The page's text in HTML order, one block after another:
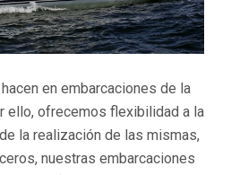
en embarcaciones de la
ello, ofrecemos flexibilidad a la
la realización de las mismas,
nuestras embarcaciones